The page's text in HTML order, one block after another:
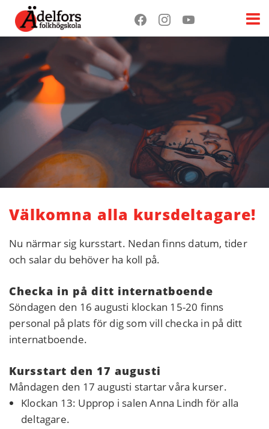
Välkomna alla kursdeltagare!
Nu närmar sig kursstart. Nedan finns datum, tider
och salar du behöver ha koll på.
Checka in på ditt internatboende
Söndagen den 16 augusti klockan 15-20 finns
personal på plats för dig som vill checka in på ditt
internatboende.
Kursstart den 17 augusti
Måndagen den 17 augusti startar våra kurser.
Klockan 13: Upprop i salen Anna Lindh för alla
deltagare.